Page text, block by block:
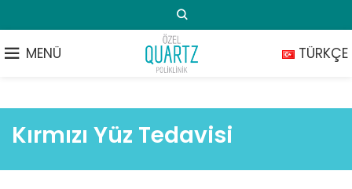
MENÜ TÜRKÇE
Kırmızı Yüz Tedavisi